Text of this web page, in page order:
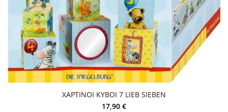
ΧΑΡΤΙΝΟΙ KYBOI 7 LIEB SIEBEN
17,90 €